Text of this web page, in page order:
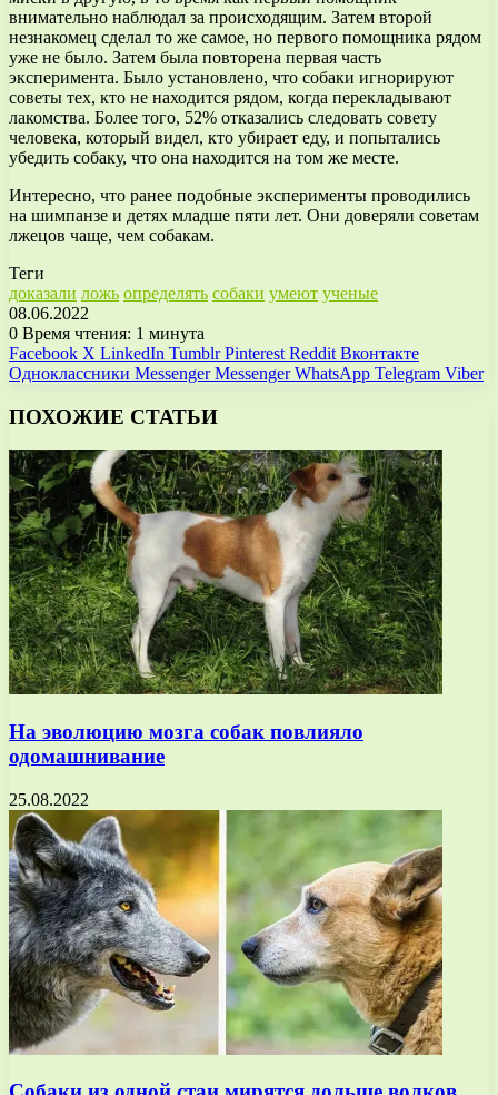
внимательно наблюдал за происходящим. Затем второй
незнакомец сделал то же самое, но первого помощника рядом
уже не было. Затем была повторена первая часть
эксперимента. Было установлено, что собаки игнорируют
советы тех, кто не находится рядом, когда перекладывают
лакомства. Более того, 52% отказались следовать совету
человека, который видел, кто убирает еду, и попытались
убедить собаку, что она находится на том же месте.
Интересно, что ранее подобные эксперименты проводились
на шимпанзе и детях младше пяти лет. Они доверяли советам
лжецов чаще, чем собакам.
Теги
доказали ложь определять собаки умеют ученые
08.06.2022
0 Время чтения: 1 минута
Facebook X LinkedIn Tumblr Pinterest Reddit Вконтакте
Одноклассники Messenger Messenger WhatsApp Telegram Viber
ПОХОЖИЕ СТАТЬИ
На эволюцию мозга собак повлияло
одомашнивание
25.08.2022